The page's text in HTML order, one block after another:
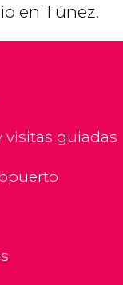
en Túnez.
visitas guiadas